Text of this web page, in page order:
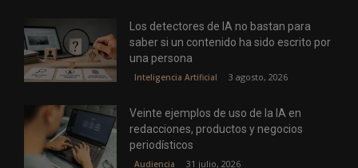
Los detectores de IA no bastan para
saber si un contenido ha sido escrito por
una persona
Inteligencia Artificial 3 agosto, 2026
Veinte ejemplos de uso de la IA en
redacciones, productos y negocios
periodísticos
Audiencia 31 julio, 2026